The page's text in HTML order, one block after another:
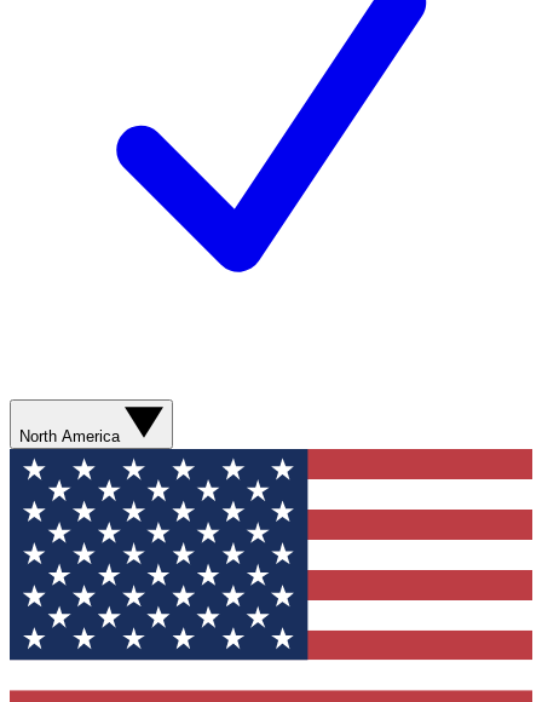
North America